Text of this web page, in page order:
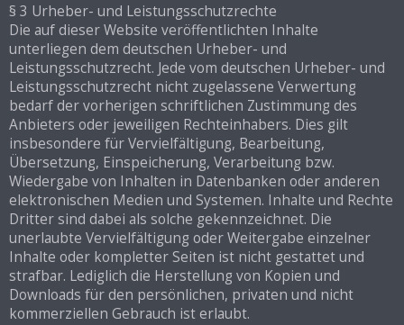
§ 3 Urheber- und Leistungsschutzrechte
Die auf dieser Website veröffentlichten Inhalte
unterliegen dem deutschen Urheber- und
Leistungsschutzrecht. Jede vom deutschen Urheber- und
Leistungsschutzrecht nicht zugelassene Verwertung
bedarf der vorherigen schriftlichen Zustimmung des
Anbieters oder jeweiligen Rechteinhabers. Dies gilt
insbesondere für Vervielfältigung, Bearbeitung,
Übersetzung, Einspeicherung, Verarbeitung bzw.
Wiedergabe von Inhalten in Datenbanken oder anderen
elektronischen Medien und Systemen. Inhalte und Rechte
Dritter sind dabei als solche gekennzeichnet. Die
unerlaubte Vervielfältigung oder Weitergabe einzelner
Inhalte oder kompletter Seiten ist nicht gestattet und
strafbar. Lediglich die Herstellung von Kopien und
Downloads für den persönlichen, privaten und nicht
kommerziellen Gebrauch ist erlaubt.